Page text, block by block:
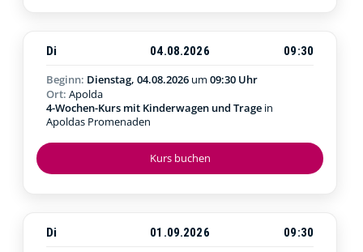
Kurs buchen
Di 04.08.2026
09:30
Beginn: Dienstag, 04.08.2026 um 09:30 Uhr
Ort: Apolda
4-Wochen-Kurs mit Kinderwagen und Trage in
Apoldas Promenaden
Di 01.09.2026
09:30